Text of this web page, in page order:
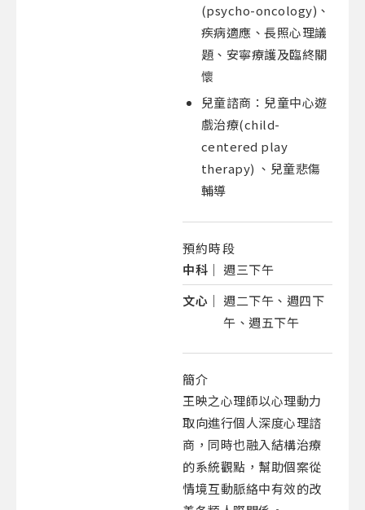
(psycho-oncology)、
疾病適應、長照心理議
題、安寧療護及臨終關
懷
兒童諮商：兒童中心遊
戲治療(child-
centered play
therapy) 、兒童悲傷
輔導
預約時段
中科｜ 週三下午
文心｜ 週二下午、週四下
午、週五下午
簡介
王映之心理師以心理動力
取向進行個人深度心理諮
商，同時也融入結構治療
的系統觀點，幫助個案從
情境互動脈絡中有效的改